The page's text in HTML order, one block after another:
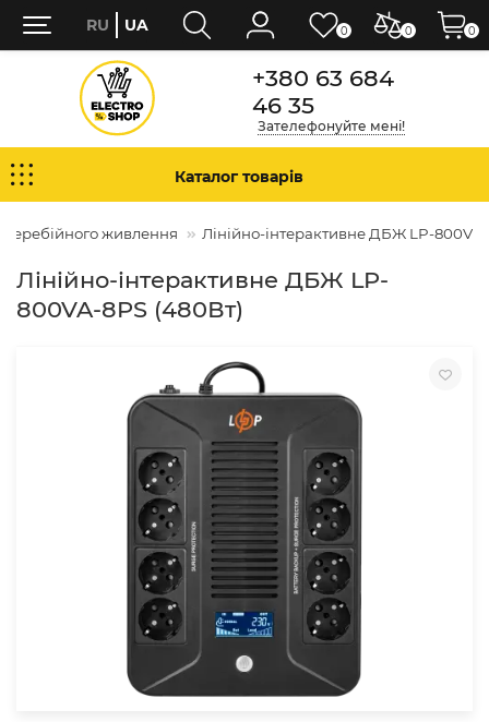
+380 63 684
46 35
Зателефонуйте мені!
Каталог товарів
живлення Лінійно-інтерактивне ДБЖ LP-
Лінійно-інтерактивне ДБЖ LP-
800VA-8PS (480Вт)
0 0
RU UA 0